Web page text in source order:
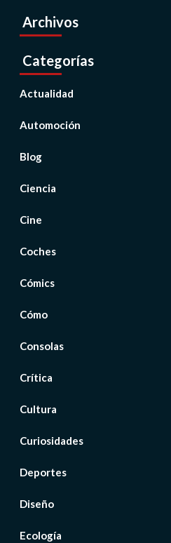
Archivos
Categorías
Actualidad
Automoción
Blog
Ciencia
Cine
Coches
Cómics
Cómo
Consolas
Crítica
Cultura
Curiosidades
Deportes
Diseño
Ecología